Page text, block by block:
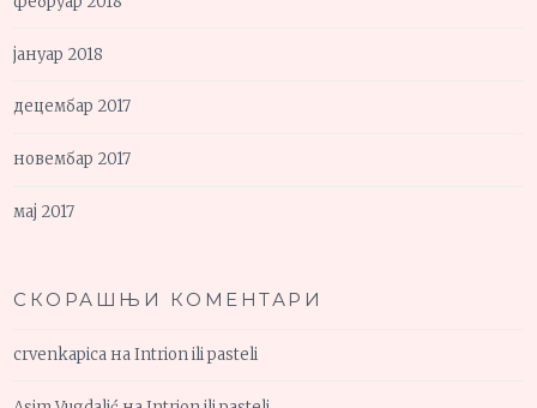
јануар 2018
децембар 2017
новембар 2017
мај 2017
СКОРАШЊИ КОМЕНТАРИ
crvenkapica наIntrion ili pasteli